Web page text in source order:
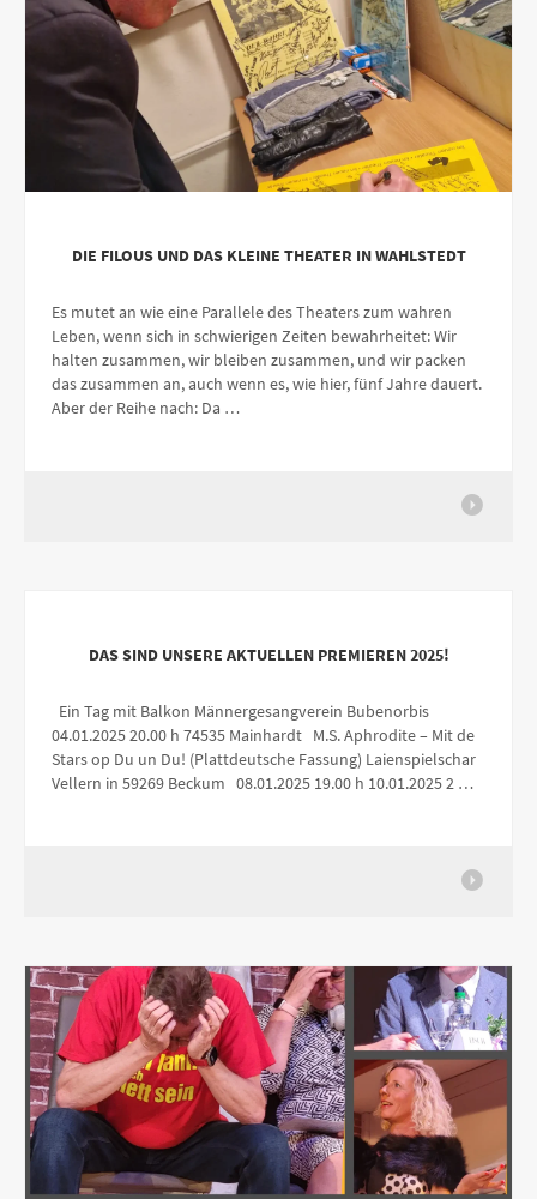
DIE FILOUS UND DAS KLEINE THEATER IN WAHLSTEDT
Es mutet an wie eine Parallele des Theaters zum wahren
Leben, wenn sich in schwierigen Zeiten bewahrheitet: Wir
halten zusammen, wir bleiben zusammen, und wir packen
das zusammen an, auch wenn es, wie hier, fünf Jahre dauert.
Aber der Reihe nach: Da …
DAS SIND UNSERE AKTUELLEN PREMIEREN 2025!
Ein Tag mit Balkon Männergesangverein Bubenorbis
04.01.2025 20.00 h 74535 Mainhardt M.S. Aphrodite – Mit de
Stars op Du un Du! (Plattdeutsche Fassung) Laienspielschar
Vellern in 59269 Beckum 08.01.2025 19.00 h 10.01.2025 2 …